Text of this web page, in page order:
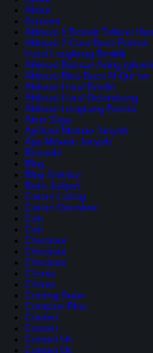
About
Account
Aktivasi 1 Bentuk Tulisan
Aktivasi 2 Cara Baca
Huruf Lengkung Bertitik
Aktivasi Bacaan Asing
Aktivasi Bisa Baca Al Qur’an
Aktivasi Huruf Berdiri
Aktivasi Huruf Gelombang
Aktivasi Lengkung Bertitik
Akun Saya
Aplikasi Metode Jariyah
App Metode Jariyah
Beranda
Blog
Blog Sidebar
Buku Jariyah
Career Listing
Career Overview
Cart
Cart
Checkout
Checkout
Checkout
Clients
Clients
Coming Soon
Compare Plan
Contact
Contact
Contact Us
Contact Us